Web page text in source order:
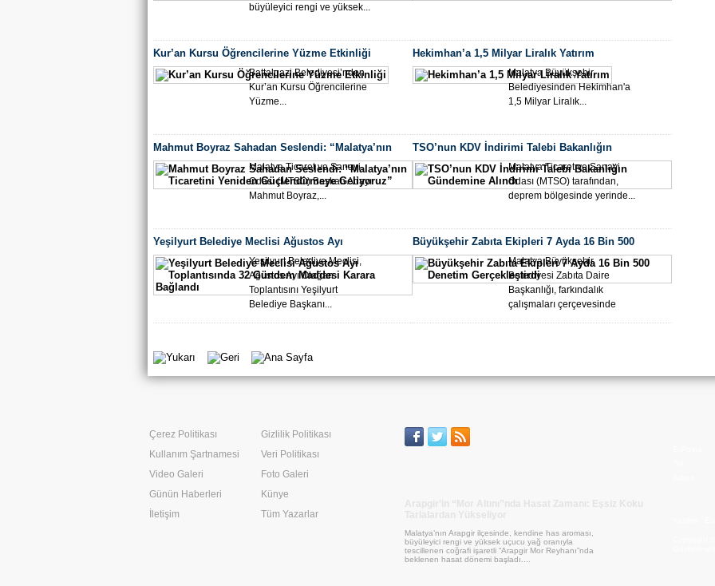
büyüleyici rengi ve yüksek...
Kur’an Kursu Öğrencilerine Yüzme Etkinliği
Battalgazi Belediyesi’nden
Kur’an Kursu Öğrencilerine
Yüzme...
Hekimhan’a 1,5 Milyar Liralık Yatırım
Malatya Büyükşehir
Belediyesinden Hekimhan'a
1,5 Milyar Liralık...
Mahmut Boyraz Sahadan Seslendi: “Malatya’nın
Ticaretini Yeniden Güçlendirmeye Geliyoruz”
Malatya Ticaret ve Sanayi
Odası (MTSO) Başkan Adayı
Mahmut Boyraz,...
TSO’nun KDV İndirimi Talebi Bakanlığın
Gündemine Alındı Malatya Ticaret ve Sanayi
Odası (MTSO) tarafından,
deprem bölgesinde yerinde...
Yeşilyurt Belediye Meclisi Ağustos Ayı
Toplantısında 32 Gündem Maddesi Karara Bağlandı
Yeşilyurt Belediye Meclisi,
Ağustos Ayı Olağan
Toplantısını Yeşilyurt
Belediye Başkanı...
Büyükşehir Zabıta Ekipleri 7 Ayda 16 Bin 500
Denetim GerçekleştirdiMalatya Büyükşehir
Belediyesi Zabıta Daire
Başkanlığı, farkındalık
çalışmaları çerçevesinde
Çerez Politikası
Gizlilik Politikası
Kullanım Şartnamesi
Veri Politikası
Video Galeri
Foto Galeri
Günün Haberleri
Künye
İletişim
Tüm Yazarlar
Malatya’nın Arapgir ilçesinde, kendine has aroması,
büyüleyici rengi ve yüksek uçucu yağ oranıyla
tescillenen coğrafi işaretli “Arapgir Mor Reyhanı”nda
beklenen hasat dönemi başladı....